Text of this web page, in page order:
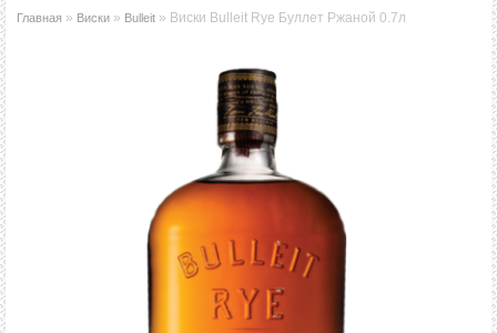
Главная » Виски » Bulleit » Виски Bulleit Rye Буллет Ржаной 0.7л